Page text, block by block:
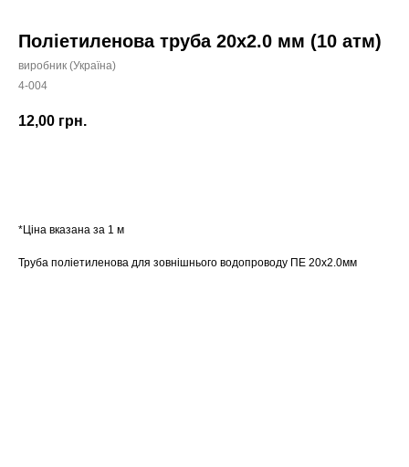
Поліетиленова труба 20х2.0 мм (10 атм)
виробник (Україна)
4-004
12,00 грн.
*Ціна вказана за 1 м
Труба поліетиленова для зовнішнього водопроводу ПЕ 20х2.0мм